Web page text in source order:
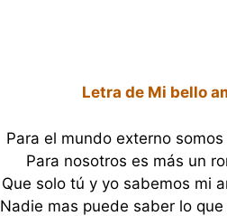
Letra de Mi bello
Para el mundo externo
Para nosotros es más un
Que solo tú y yo sabemos mi
Nadie mas puede saber lo